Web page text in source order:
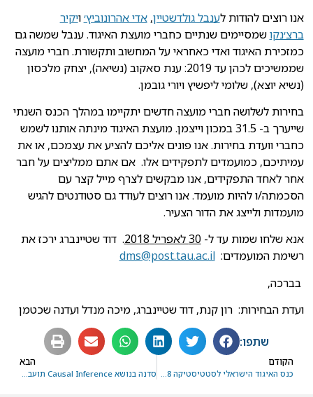
אנו רוצים להודות לענבל גולדשטיין,אדי אהרונוביץ׳ויקיר
ברצ׳נקושמסיימים שנתיים כחברי מועצת האיגוד. ענבל שמשה גם
כמזכירת האיגוד ואדי כאחראי על המחשוב ותקשורת. חברי מועצה
שממשיכים לכהן עד 2019: ענת סאקוב (נשיאה), יצחק מלכסון
(נשיא יוצא), שלומי ליפשיץ ויורי גובמן.
בחירות לשלושה חברי מועצה חדשים יתקיימו במהלך הכנס השנתי
שייערך ב- 31.5 במכון וייצמן. מועצת האיגוד מינתה אותנו לשמש
כחברי וועדת בחירות. אנו פונים אליכם להציע את עצמכם, או את
עמיתיכם, כמועמדים לתפקידים אלו. אם אתם ממליצים על חבר
אחר לאחד התפקידים, אנו מבקשים לצרף מייל קצר עם
הסכמתה/ו להיות מועמד. אנו רוצים לעודד גם סטודנטים להגיש
מועמדות ולייצג את הדור הצעיר.
אנא שלחו שמות עד ל- 30 לאפריל 2018
. דוד שטיינברג ירכז את
רשימת המועמדים:dms@post.tau.ac.il
בברכה,
ועדת הבחירות: רון קנת, דוד שטיינברג, מיכה מנדל ועדנה שכטמן
שתפו:
הקודם הבא